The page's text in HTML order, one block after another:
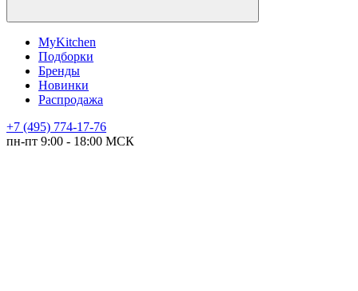
MyKitchen
Подборки
Бренды
Новинки
Распродажа
+7 (495) 774-17-76
пн-пт 9:00 - 18:00 МСК